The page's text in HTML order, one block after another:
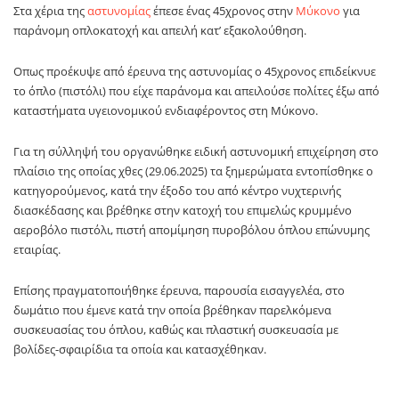
Στα χέρια τηςαστυνομίαςέπεσε ένας 45χρονος στην Μύκονο για
παράνομη οπλοκατοχή και απειλή κατ’ εξακολούθηση.
Οπως προέκυψε από έρευνα της αστυνομίας ο 45χρονος επιδείκνυε
το όπλο (πιστόλι) που είχε παράνομα και απειλούσε πολίτες έξω από
καταστήματα υγειονομικού ενδιαφέροντος στη Μύκονο.
Για τη σύλληψή του οργανώθηκε ειδική αστυνομική επιχείρηση στο
πλαίσιο της οποίας χθες (29.06.2025) τα ξημερώματα εντοπίσθηκε ο
κατηγορούμενος, κατά την έξοδο του από κέντρο νυχτερινής
διασκέδασης και βρέθηκε στην κατοχή του επιμελώς κρυμμένο
αεροβόλο πιστόλι, πιστή απομίμηση πυροβόλου όπλου επώνυμης
εταιρίας.
Επίσης πραγματοποιήθηκε έρευνα, παρουσία εισαγγελέα, στο
δωμάτιο που έμενε κατά την οποία βρέθηκαν παρελκόμενα
συσκευασίας του όπλου, καθώς και πλαστική συσκευασία με
βολίδες-σφαιρίδια τα οποία και κατασχέθηκαν.